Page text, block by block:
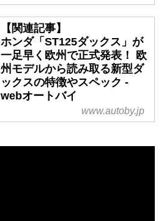
【関連記事】
ホンダ「ST125ダックス」が
一足早く欧州で正式発表！ 欧
州モデルから読み取る新型ダ
ックスの特徴やスペック -
webオートバイ
www.autoby.jp